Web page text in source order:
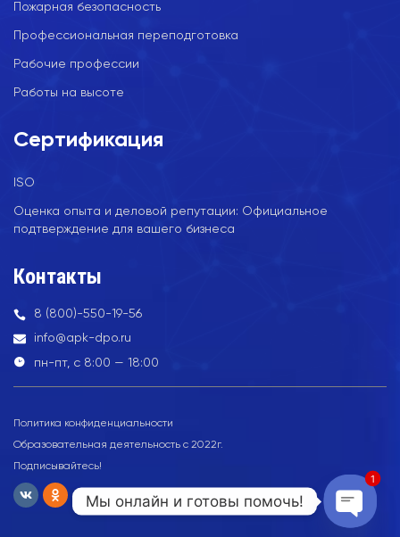
Пожарная безопасность
Профессиональная переподготовка
Рабочие профессии
Работы на высоте
Сертификация
ISO
Оценка опыта и деловой репутации: Официальное
подтверждение для вашего бизнеса
Контакты
8 (800)-550-19-56
info@apk-dpo.ru
пн-пт, с 8:00 — 18:00
Политика конфиденциальности
Образовательная деятельность с 2022г.
Подписывайтесь!
Мы онлайн и готовы помочь!
1